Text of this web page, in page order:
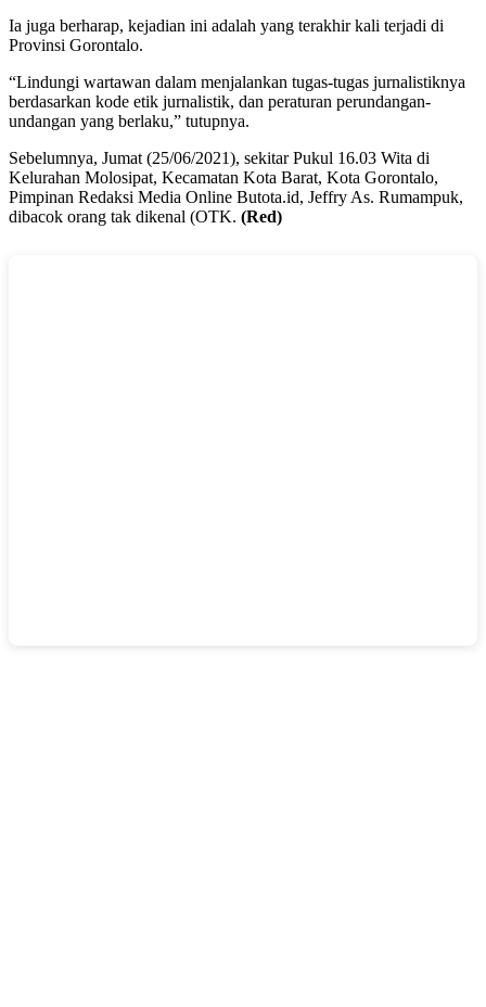
Ia juga berharap, kejadian ini adalah yang terakhir kali terjadi di
Provinsi Gorontalo.
“Lindungi wartawan dalam menjalankan tugas-tugas jurnalistiknya
berdasarkan kode etik jurnalistik, dan peraturan perundangan-
undangan yang berlaku,” tutupnya.
Sebelumnya, Jumat (25/06/2021), sekitar Pukul 16.03 Wita di
Kelurahan Molosipat, Kecamatan Kota Barat, Kota Gorontalo,
Pimpinan Redaksi Media Online Butota.id, Jeffry As. Rumampuk,
dibacok orang tak dikenal (OTK. (Red)